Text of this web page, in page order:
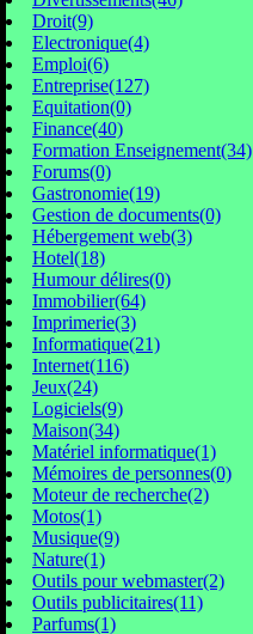
Droit(9)
Electronique(4)
Emploi(6)
Entreprise(127)
Equitation(0)
Finance(40)
Formation Enseignement(34)
Forums(0)
Gastronomie(19)
Gestion de documents(0)
Hébergement web(3)
Hotel(18)
Humour délires(0)
Immobilier(64)
Imprimerie(3)
Informatique(21)
Internet(116)
Jeux(24)
Logiciels(9)
Maison(34)
Matériel informatique(1)
Mémoires de personnes(0)
Moteur de recherche(2)
Motos(1)
Musique(9)
Nature(1)
Outils pour webmaster(2)
Outils publicitaires(11)
Parfums(1)